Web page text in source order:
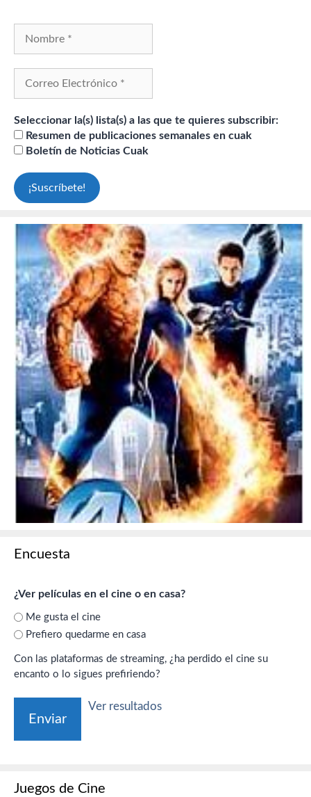
Seleccionar la(s) lista(s) a las que te quieres subscribir:
Resumen de publicaciones semanales en cuak
Boletín de Noticias Cuak
Encuesta
¿Ver películas en el cine o en casa?
Me gusta el cine
Prefiero quedarme en casa
Con las plataformas de streaming, ¿ha perdido el cine su
encanto o lo sigues prefiriendo?
Ver resultados
Juegos de Cine